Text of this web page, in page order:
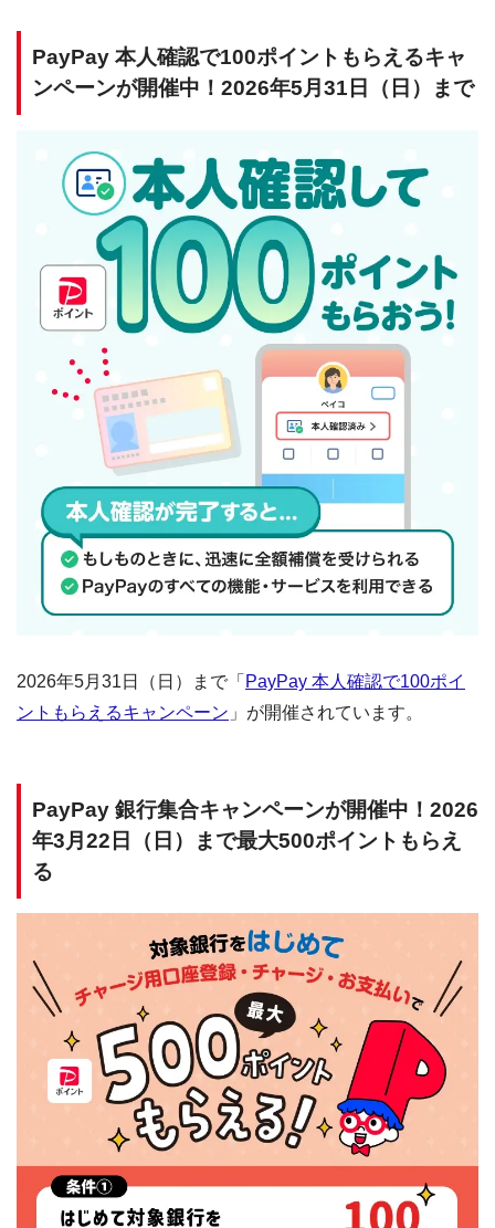
PayPay 本人確認で100ポイントもらえるキャ
ンペーンが開催中！2026年5月31日（日）まで
2026年5月31日（日）まで「 PayPay 本人確認で100ポイ
ントもらえるキャンペーン 」が開催されています。
PayPay 銀行集合キャンペーンが開催中！2026
年3月22日（日）まで最大500ポイントもらえ
る